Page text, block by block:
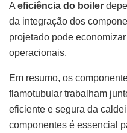
A eficiência do boiler
da integração dos
projetado pode
operacionais.
Em resumo, os
flamotubular trabalham
eficiente e segura da
componentes é essencial